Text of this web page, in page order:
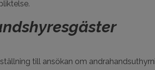
till ansökan om